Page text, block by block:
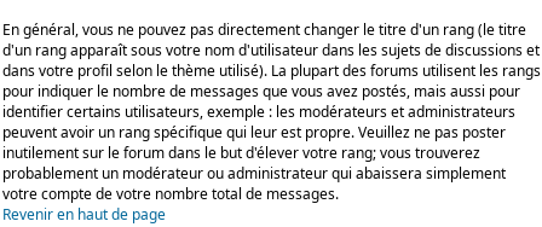
En général, vous ne pouvez pas directement changer le titre d'un rang (le titre
d'un rang apparaît sous votre nom d'utilisateur dans les sujets de discussions et
dans votre profil selon le thème utilisé). La plupart des forums utilisent les rangs
pour indiquer le nombre de messages que vous avez postés, mais aussi pour
identifier certains utilisateurs, exemple : les modérateurs et administrateurs
peuvent avoir un rang spécifique qui leur est propre. Veuillez ne pas poster
inutilement sur le forum dans le but d'élever votre rang; vous trouverez
probablement un modérateur ou administrateur qui abaissera simplement
votre compte de votre nombre total de messages.
Revenir en haut de page